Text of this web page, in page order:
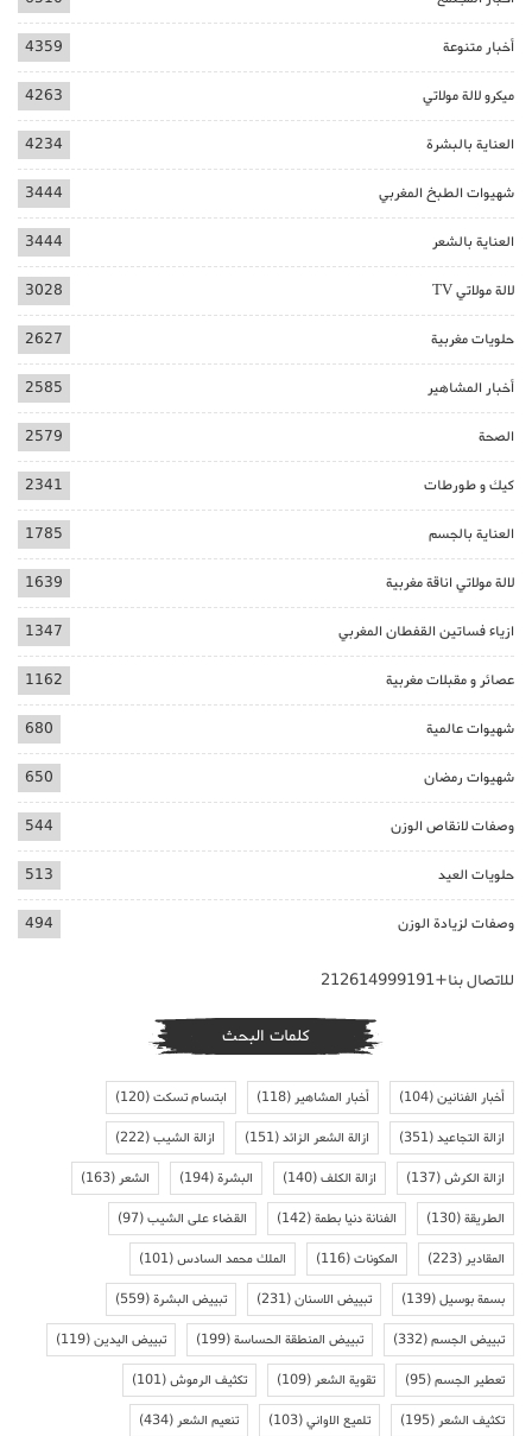
أخبار متنوعة 4359
ميكرو لالة مولاتي 4263
العناية بالبشرة 4234
شهيوات الطبخ المغربي 3444
العناية بالشعر 3444
لالة مولاتي TV 3028
حلويات مغربية 2627
أخبار المشاهير 2585
الصحة 2579
كيك و طورطات 2341
العناية بالجسم 1785
لالة مولاتي اناقة مغربية 1639
ازياء فساتين القفطان المغربي 1347
عصائر و مقبلات مغربية 1162
شهيوات عالمية 680
شهيوات رمضان 650
وصفات لانقاص الوزن 544
حلويات العيد 513
وصفات لزيادة الوزن 494
للاتصال بنا+212614999191
كلمات البحث
أخبار الفنانين(104) أخبار المشاهير(118) ابتسام تسكت(120)
ازالة التجاعيد(351) ازالة الشعر الزائد(151) ازالة الشيب(222)
ازالة الكرش(137) ازالة الكلف(140) البشرة(194) الشعر(163)
الطريقة(130) الفنانة دنيا بطمة(142) القضاء على الشيب(97)
المقادير(223) المكونات(116) الملك محمد السادس(101)
بسمة بوسيل(139) تبييض الاسنان(231) تبييض البشرة(559)
تبييض الجسم(332) تبييض المنطقة الحساسة(199) تبييض اليدين(119)
تعطير الجسم(95) تقوية الشعر(109) تكثيف الرموش(101)
تكثيف الشعر(195) تلميع الاواني(103) تنعيم الشعر(434)